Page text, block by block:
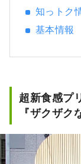
知っトク
基本情報
超新食感プ
『ザクザク